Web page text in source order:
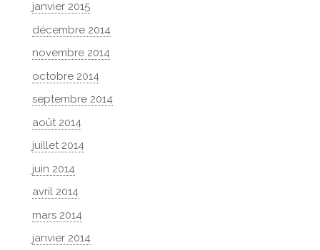
janvier 2015
décembre 2014
novembre 2014
octobre 2014
septembre 2014
août 2014
juillet 2014
juin 2014
avril 2014
mars 2014
janvier 2014